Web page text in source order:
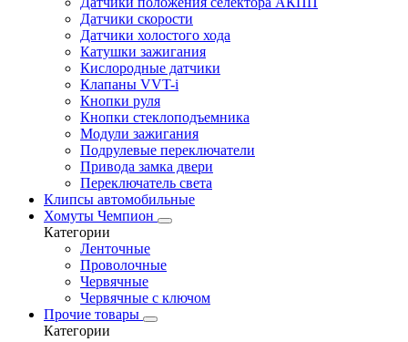
Датчики скорости
Датчики холостого хода
Катушки зажигания
Кислородные датчики
Клапаны VVT-i
Кнопки руля
Кнопки стеклоподъемника
Модули зажигания
Подрулевые переключатели
Привода замка двери
Переключатель света
Клипсы автомобильные
Хомуты Чемпион
Категории
Ленточные
Проволочные
Червячные
Червячные с ключом
Прочие товары
Категории